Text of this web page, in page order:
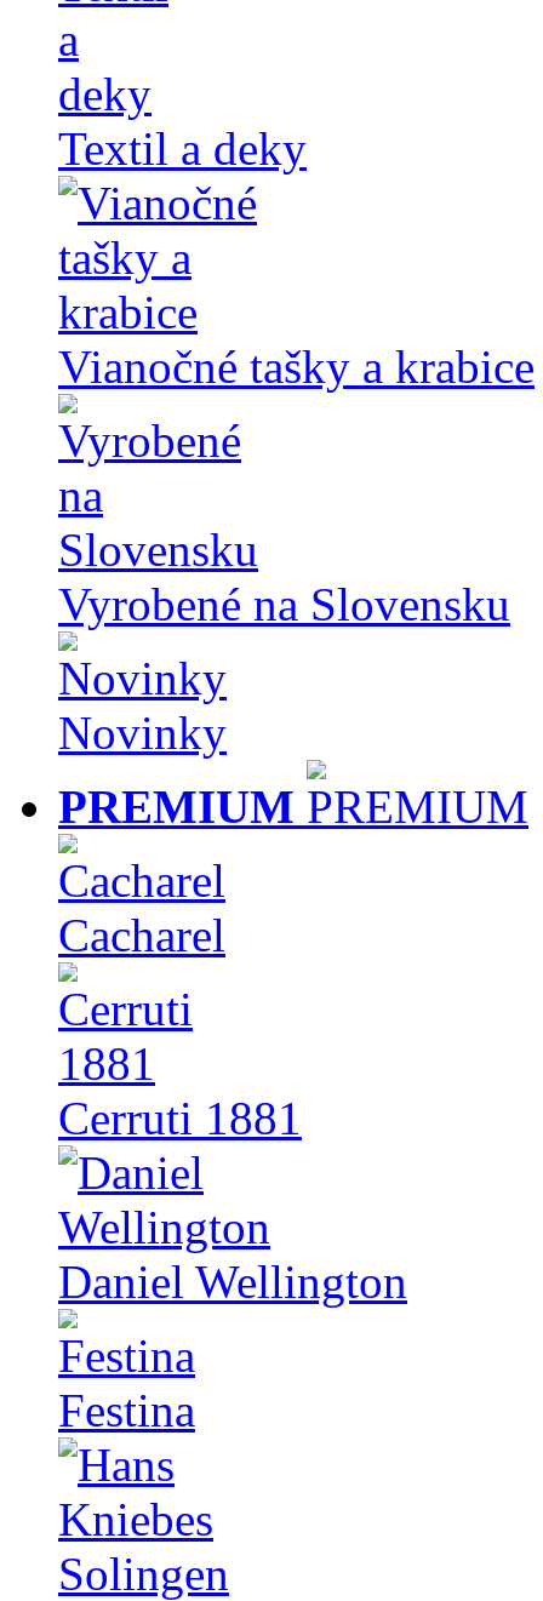
Textil a deky
Vianočné tašky a krabice
Vyrobené na Slovensku
Novinky
PREMIUM
Cacharel
Cerruti 1881
Daniel Wellington
Festina